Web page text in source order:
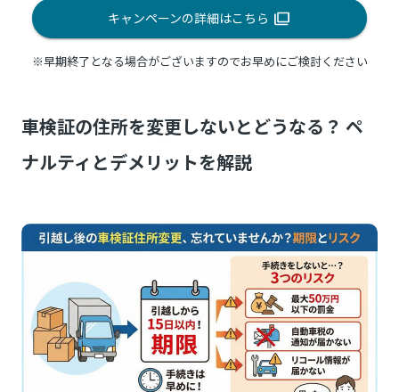
キャンペーンの詳細はこちら
※早期終了となる場合がございますのでお早めにご検討ください
車検証の住所を変更しないとどうなる？ ペ
ナルティとデメリットを解説